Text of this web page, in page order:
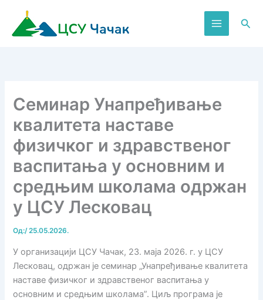
садржај
Семинар Унапређивање
квалитета наставе
физичког и здравственог
васпитања у основним и
средњим школама одржан
у ЦСУ Лесковац
Од:/25.05.2026.
У организацији ЦСУ Чачак, 23. маја 2026. г. у ЦСУ
Лесковац, oдржан је семинар „Унапређивање квалитета
наставе физичког и здравственог васпитања у
основним и средњим школама”. Циљ програма је